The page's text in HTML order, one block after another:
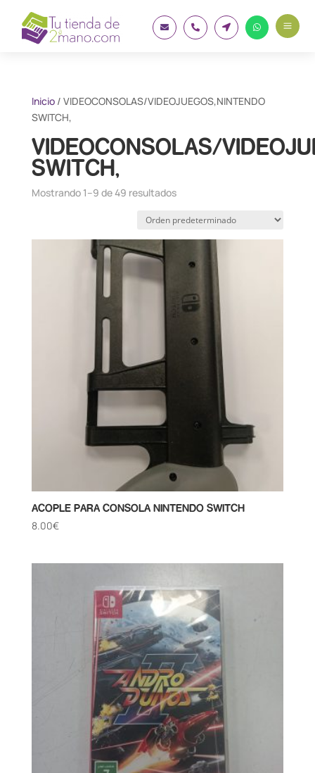
    a
Inicio/ VIDEOCONSOLAS/VIDEOJUEGOS,NINTENDO
SWITCH,
VIDEOCONSOLAS/
SWITCH,
Mostrando 1–9 de 49 resultados
ACOPLE PARA CONSOLA NINTENDO SWITCH
8.00€